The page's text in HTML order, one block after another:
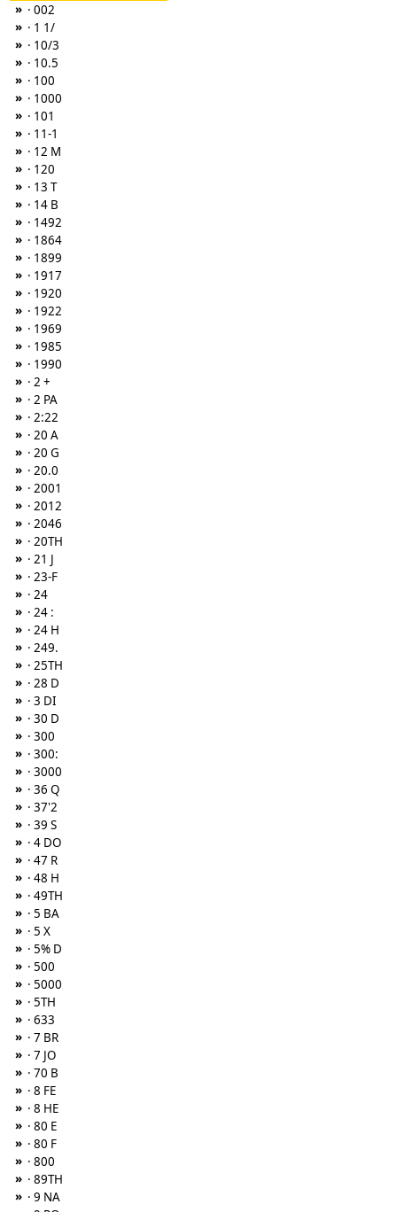
» · 002
» · 1 1/
» · 10/3
» · 10.5
» · 100
» · 1000
» · 101
» · 11-1
» · 12 M
» · 120
» · 13 T
» · 14 B
» · 1492
» · 1864
» · 1899
» · 1917
» · 1920
» · 1922
» · 1969
» · 1985
» · 1990
» · 2 +
» · 2 PA
» · 2:22
» · 20 A
» · 20 G
» · 20.0
» · 2001
» · 2012
» · 2046
» · 20TH
» · 21 J
» · 23-F
» · 24
» · 24 :
» · 24 H
» · 249.
» · 25TH
» · 28 D
» · 3 DI
» · 30 D
» · 300
» · 300:
» · 3000
» · 36 Q
» · 37'2
» · 39 S
» · 4 DO
» · 47 R
» · 48 H
» · 49TH
» · 5 BA
» · 5 X
» · 5% D
» · 500
» · 5000
» · 5TH
» · 633
» · 7 BR
» · 7 JO
» · 70 B
» · 8 FE
» · 8 HE
» · 80 E
» · 80 F
» · 800
» · 89TH
» · 9 NA